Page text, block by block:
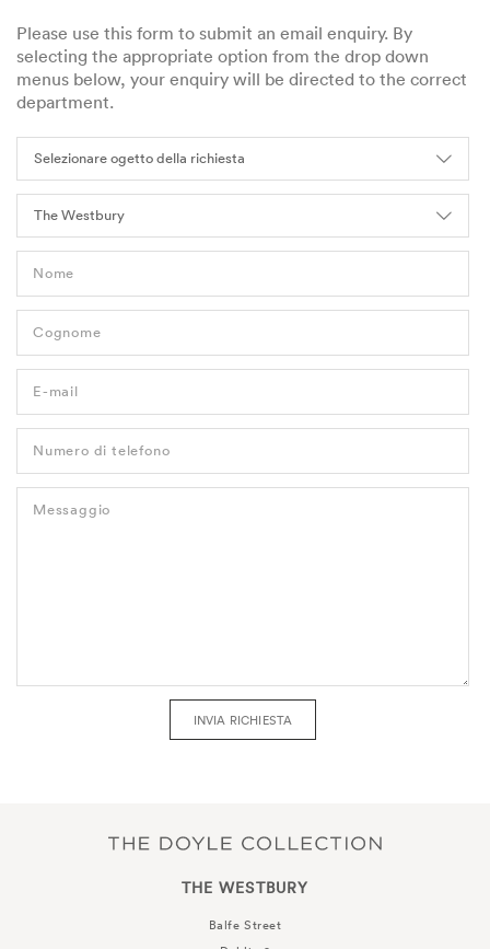
Please use this form to submit an email enquiry. By
selecting the appropriate option from the drop down
menus below, your enquiry will be directed to the correct
department.
Nome
Cognome
E-mail
Numero di telefono
Messaggio
INVIA RICHIESTA
THE WESTBURY
Balfe Street